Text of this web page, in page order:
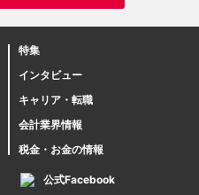
特集
インタビュー
キャリア・転職
会計業界情報
税金・お金の情報
公式Facebook